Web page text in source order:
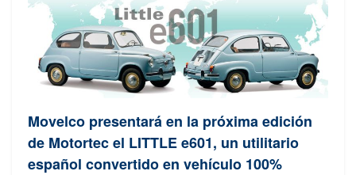
Movelco presentará en la próxima edición
de Motortec el LITTLE e601, un utilitario
español convertido en vehículo 100%